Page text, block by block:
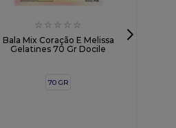
☆ ☆ ☆ ☆ ☆
Bala Mix Coração E Melissa
Gelatines 70 Gr Docile
70 GR